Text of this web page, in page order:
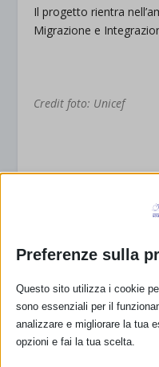
Il progetto rientra
Migrazione e
Credit foto: Unicef
Non ci sono eventi
Preferenze sulla
Questo sito utilizza i cookie
sono essenziali per il
analizzare e migliorare la tua
opzioni e fai la tua scelta.